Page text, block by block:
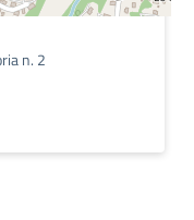
n. 2